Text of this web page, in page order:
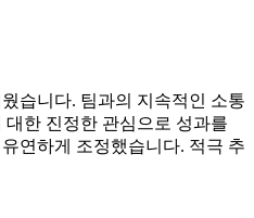
습니다. 팀과의 지속적인 소통
한 진정한 관심으로 성과를
연하게 조정했습니다. 적극 추